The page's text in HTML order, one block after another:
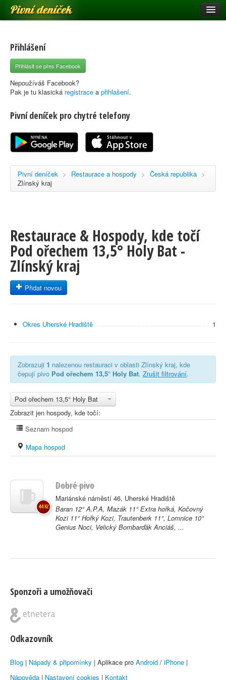
Pivní deníček
Pivní mapa
Pivní značky
Nápověda
Registrace
Přihlášení
Přihlásit se přes Facebook
Nepoužíváš Facebook?
Pak je tu klasická registrace a přihlašení.
Pivní deníček pro chytré telefony
Pivní deníček > Restaurace a hospody > Česká republika >
Zlínský kraj
Restaurace & Hospody, kde točí
Pod ořechem 13,5° Holy Bat -
Zlínský kraj
Přidat novou
Okres Uherské Hradiště 1
Zobrazuji 1 nalezenou restauraci v oblasti Zlínský kraj, kde
čepují pivo Pod ořechem 13,5° Holy Bat. Zrušit filtrování.
Pod ořechem 13,5° Holy Bat
Zobrazit jen hospody, kde točí:
Seznam hospod
Mapa hospod
Dobré pivo
Mariánské náměstí 46, Uherské Hradiště
Baran 12° A.P.A, Mazák 11° Extra hořká, Kočovný
Kozi 11° Hořký Kozi, Trautenberk 11°, Lomnice 10°
Genius Noci, Velický Bombarďák Anciáš, ...
44 Kč
Sponzoři a umožňovači
Odkazovník
Blog | Nápady & připomínky | Aplikace pro Android / iPhone |
Nápověda | Nastavení cookies | Kontakt